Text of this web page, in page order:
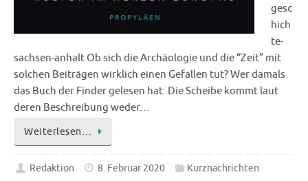
gesc
hich
te-
sachsen-anhalt Ob sich die Archäologie und die “Zeit” mit
solchen Beiträgen wirklich einen Gefallen tut? Wer damals
das Buch der Finder gelesen hat: Die Scheibe kommt laut
deren Beschreibung weder…
Weiterlesen…
Redaktion 8. Februar 2020 Kurznachrichten